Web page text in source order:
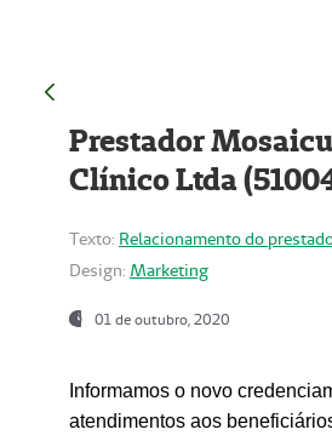
Prestador
Clínico Ltda
Texto: Relacionamento do
Design: Marketing
01 de outubro, 2020
Informamos o novo
atendimentos aos